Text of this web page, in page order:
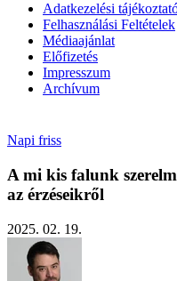
Adatkezelési
Felhasználási Feltételek
Médiaajánlat
Előfizetés
Impresszum
Archívum
Napi friss
A mi kis falunk
az érzéseikről
2025. 02. 19.